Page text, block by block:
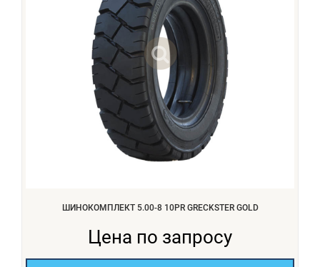
ШИНОКОМПЛЕКТ 5.00-8 10PR GRECKSTER GOLD
Цена по запросу